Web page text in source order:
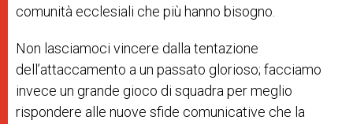
comunità ecclesiali che più hanno bisogno.
Non lasciamoci vincere dalla tentazione
dell’attaccamento a un passato glorioso; facciamo
invece un grande gioco di squadra per meglio
rispondere alle nuove sfide comunicative che la